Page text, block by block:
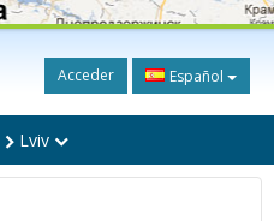
Acceder Español
Lviv